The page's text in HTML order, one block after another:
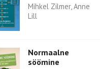
Mihkel Zilmer, Anne
Lill
Normaalne
söömine